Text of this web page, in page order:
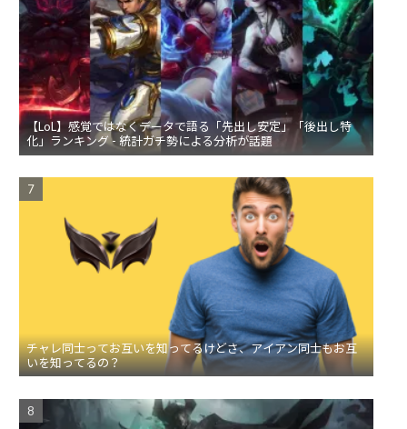
【LoL】感覚ではなくデータで語る「先出し安定」「後出し特
化」ランキング - 統計ガチ勢による分析が話題
チャレ同士ってお互いを知ってるけどさ、アイアン同士もお互
いを知ってるの？